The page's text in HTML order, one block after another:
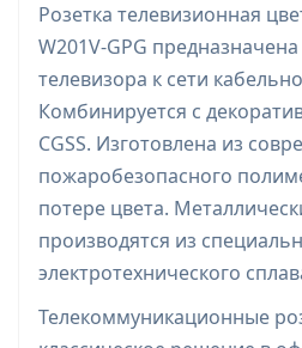
Розетка телевизионная
W201V-GPG
телевизора к сети
Комбинируется с
CGSS. Изготовлена из
пожаробезопасного
потере цвета.
производятся из
электротехнического
Телекоммуникационные